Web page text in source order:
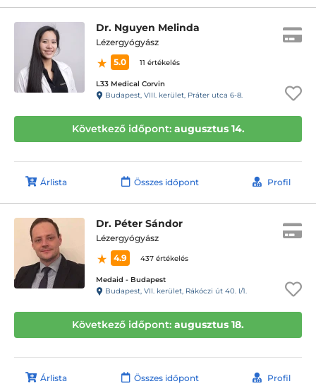
Dr. Nguyen Melinda
Lézergyógyász
5.0
11 értékelés
L33 Medical Corvin
Budapest, VIII. kerület, Práter utca 6-8.
Következő időpont: augusztus 14.
Árlista Összes időpont Profil
Dr. Péter Sándor
Lézergyógyász
4.9
437 értékelés
Medaid - Budapest
Budapest, VII. kerület, Rákóczi út 40. I/1.
Következő időpont: augusztus 18.
Árlista Összes időpont Profil